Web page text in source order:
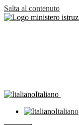
Salta al contenuto
Italiano
Italiano